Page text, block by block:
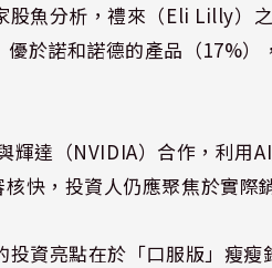
股魚分析，禮來（Eli Lilly）
於諾和諾德的產品（17%
輝達（NVIDIA）合作，利用
快，投資人仍應聚焦於實際
投資亮點在於「口服版」瘦